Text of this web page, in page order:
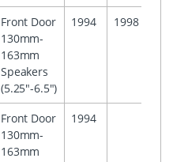
Front Door
130mm-
163mm
Speakers
(5.25"-6.5")
1994 1998
Front Door
130mm-
163mm
1994